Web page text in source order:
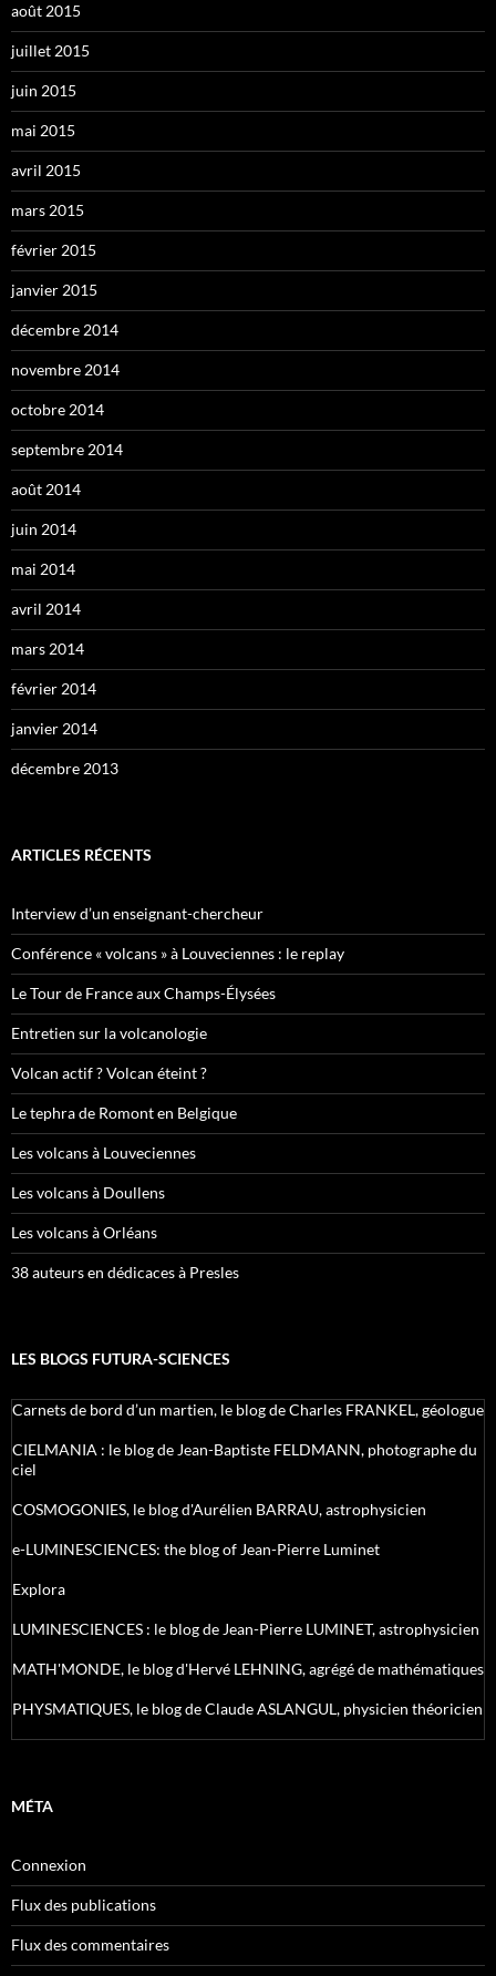
août 2015
juillet 2015
juin 2015
mai 2015
avril 2015
mars 2015
février 2015
janvier 2015
décembre 2014
novembre 2014
octobre 2014
septembre 2014
août 2014
juin 2014
mai 2014
avril 2014
mars 2014
février 2014
janvier 2014
décembre 2013
ARTICLES RÉCENTS
Interview d’un enseignant-chercheur
Conférence « volcans » à Louveciennes : le replay
Le Tour de France aux Champs-Élysées
Entretien sur la volcanologie
Volcan actif ? Volcan éteint ?
Le tephra de Romont en Belgique
Les volcans à Louveciennes
Les volcans à Doullens
Les volcans à Orléans
38 auteurs en dédicaces à Presles
LES BLOGS FUTURA-SCIENCES
Carnets de bord d’un martien, le blog de Charles FRANKEL, géologue
CIELMANIA : le blog de Jean-Baptiste FELDMANN, photographe du
ciel
COSMOGONIES, le blog d'Aurélien BARRAU, astrophysicien
e-LUMINESCIENCES: the blog of Jean-Pierre Luminet
Explora
LUMINESCIENCES : le blog de Jean-Pierre LUMINET, astrophysicien
MATH'MONDE, le blog d'Hervé LEHNING, agrégé de mathématiques
PHYSMATIQUES, le blog de Claude ASLANGUL, physicien théoricien
MÉTA
Connexion
Flux des publications
Flux des commentaires